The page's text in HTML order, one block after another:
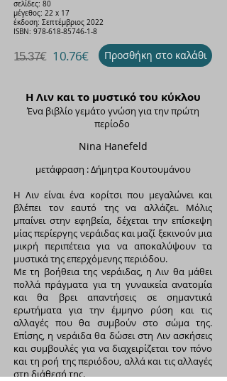
σελίδες: 80
μέγεθος: 22 x 17
έκδοση: Σεπτέμβριος 2022
ISBΝ: 978-618-85746-1-8
Προσθήκη στο καλάθι
1̶5̶.3̶7̶€ 10.76€
Η Λιν και το μυστικό του κύκλου
Ένα βιβλίο γεμάτο γνώση για την πρώτη
περίοδο
Nina Hanefeld
µετάφραση : Δήμητρα Κουτουμάνου
Η Λιν είναι ένα κορίτσι που μεγαλώνει και
βλέπει τον εαυτό της να αλλάζει. Μόλις
μπαίνει στην εφηβεία, δέχεται την επίσκεψη
μίας περίεργης νεράιδας και μαζί ξεκινούν μια
μικρή περιπέτεια για να αποκαλύψουν τα
μυστικά της επερχόμενης περιόδου.
Με τη βοήθεια της νεράιδας, η Λιν θα μάθει
πολλά πράγματα για τη γυναικεία ανατομία
και θα βρει απαντήσεις σε σημαντικά
ερωτήματα για την έμμηνο ρύση και τις
αλλαγές που θα συμβούν στο σώμα της.
Επίσης, η νεράιδα θα δώσει στη Λιν ασκήσεις
και συμβουλές για να διαχειρίζεται τον πόνο
και τη ροή της περιόδου, αλλά και τις αλλαγές
στη διάθεσή της.